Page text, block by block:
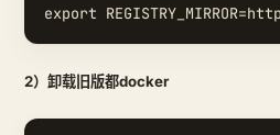
2）卸载旧版都docker